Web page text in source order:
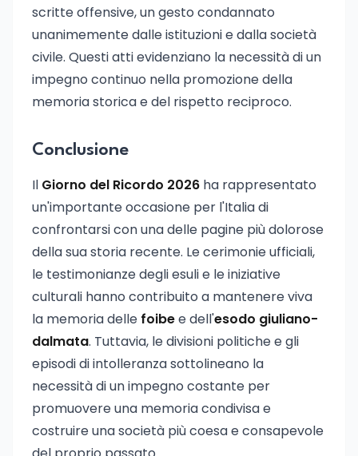
scritte offensive, un gesto condannato
unanimemente dalle istituzioni e dalla società
civile. Questi atti evidenziano la necessità di un
impegno continuo nella promozione della
memoria storica e del rispetto reciproco.
Conclusione
Il Giorno del Ricordo 2026 ha rappresentato
un'importante occasione per l'Italia di
confrontarsi con una delle pagine più dolorose
della sua storia recente. Le cerimonie ufficiali,
le testimonianze degli esuli e le iniziative
culturali hanno contribuito a mantenere viva
la memoria delle foibee dell'esodo giuliano-
dalmata. Tuttavia, le divisioni politiche e gli
episodi di intolleranza sottolineano la
necessità di un impegno costante per
promuovere una memoria condivisa e
costruire una società più coesa e consapevole